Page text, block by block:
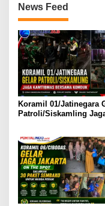
News Feed
Koramil 01/Jatinegara
Patroli/Siskamling